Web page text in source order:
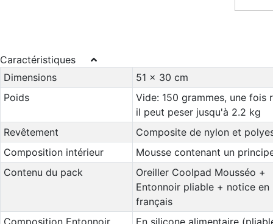
Caractéristiques
Dimensions
51 x 30 cm
Poids
Vide: 150 grammes, une fois
il peut peser jusqu'à 2.2 kg
Revêtement
Composite de nylon et
Composition intérieur
Mousse contenant un
Contenu du pack
Oreiller Coolpad Mousséo +
Entonnoir pliable + notice en
français
Composition Entonnoir
En silicone alimentaire